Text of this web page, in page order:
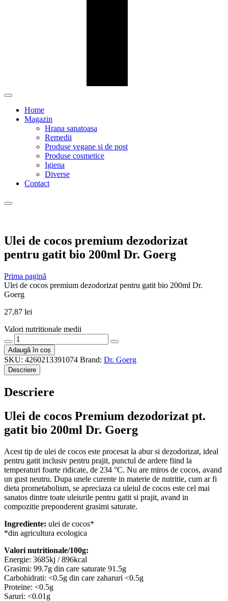
Home
Magazin
Hrana sanatoasa
Remedii
Produse vegane si de post
Produse cosmetice
Igiena
Diverse
Contact
Ulei de cocos premium dezodorizat
pentru gatit bio 200ml Dr. Goerg
Prima pagină
Ulei de cocos premium dezodorizat pentru gatit bio 200ml Dr.
Goerg
27,87 lei
Valori nutritionale medii
Cantitate
Ulei
de
cocos
premium
pentru
bio
200ml
Dr.
Goerg
Adaugă în coș
SKU: 4260213391074 Brand: Dr. Goerg
Descriere
Descriere
Ulei de cocos Premium dezodorizat pt.
gatit bio 200ml Dr. Goerg
Acest tip de ulei de cocos este procesat la abur si dezodorizat, ideal
pentru gatit inclusiv pentru prajit, punctul de ardere fiind la
temperaturi foarte ridicate, de 234 °C. Nu are miros de cocos, avand
un gust neutru. Dupa unele curente in materie de nutritie, cum ar fi
dieta prometabolism, se apreciaza ca uleiul de cocos este cel mai
sanatos dintre toate uleiurile pentru gatit si prajit, avand in
compozitie preponderent grasimi saturate.
Ingrediente: ulei de cocos*
*din agricultura ecologica
Valori nutritionale/100g:
Energie: 3685kj / 896kcal
Grasimi: 99.7g din care saturate 91.5g
Carbohidrati: <0.5g din care zaharuri <0.5g
Proteine: <0.5g
Saruri: <0.01g